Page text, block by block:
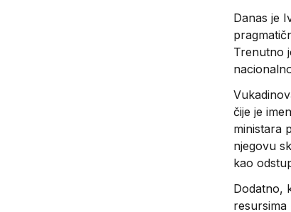
Danas je
Trenutno
čije je
ministara
njegovu
kao
Dodatno,
resursima